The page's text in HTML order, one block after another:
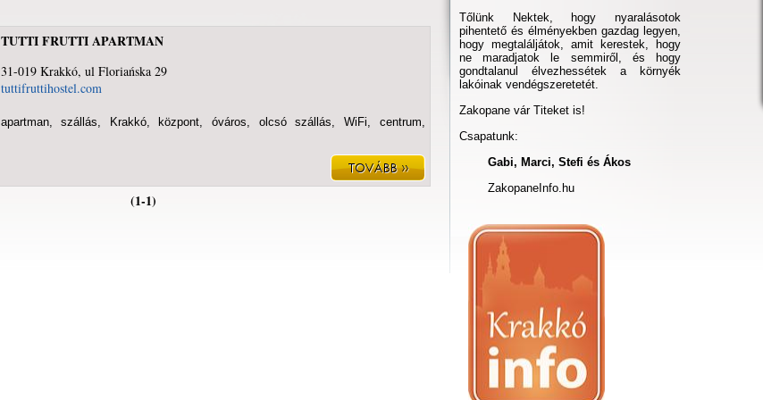
TUTTI FRUTTI APARTMAN
31-019 Krakkó, ul Floriańska 29
tuttifruttihostel.com
apartman, szállás, Krakkó, központ, óváros, olcsó szállás, WiFi, centrum,
(1-1)
Tőlünk Nektek, hogy nyaralásotok
pihentető és élményekben gazdag legyen,
hogy megtaláljátok, amit kerestek, hogy
ne maradjatok le semmiről, és hogy
gondtalanul élvezhessétek a környék
lakóinak vendégszeretetét.
Zakopane vár Titeket is!
Csapatunk:
Gabi, Marci, Stefi és Ákos
ZakopaneInfo.hu